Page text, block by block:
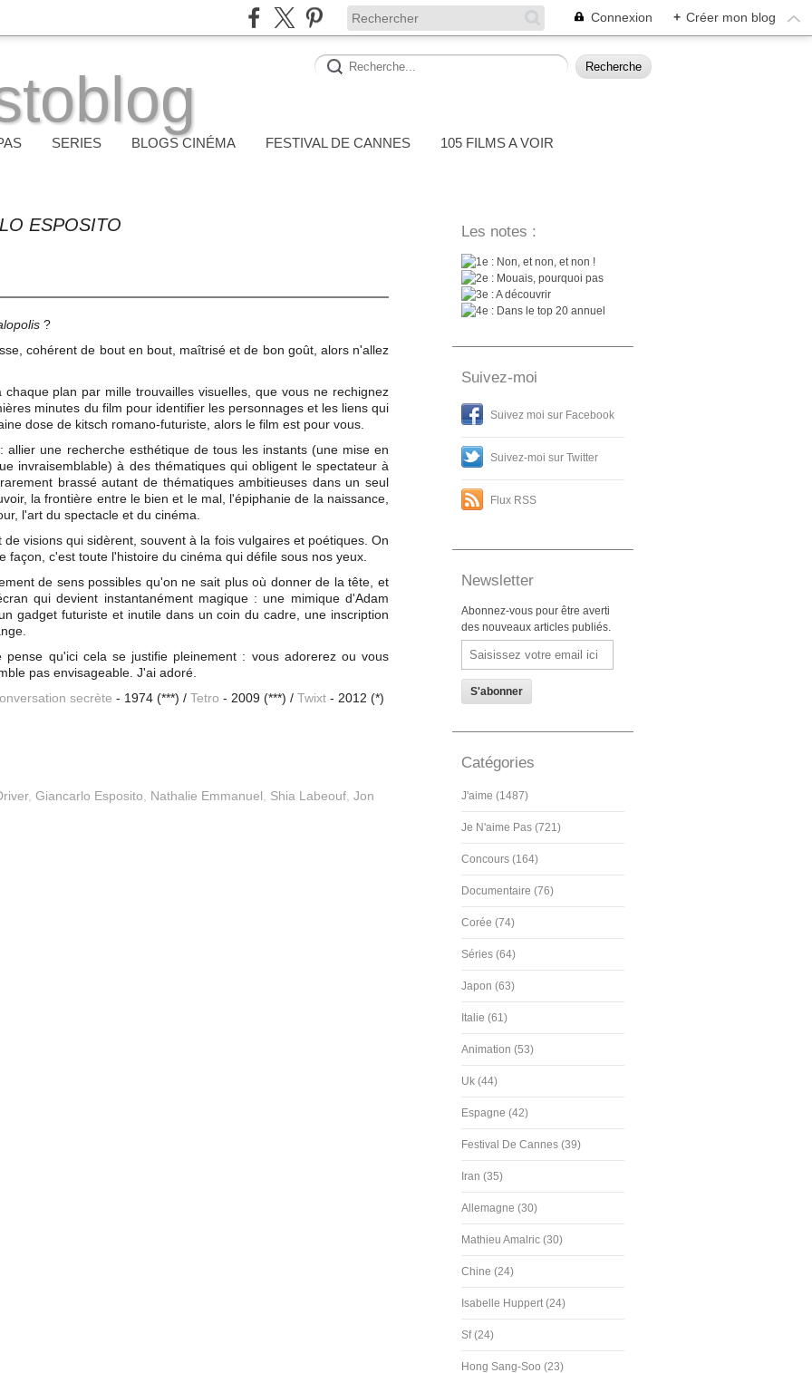
Connexion + Créer mon blog
SERIES BLOGS CINÉMA FESTIVAL DE CANNES
105 FILMS A VOIR
ESPOSITO
?
cohérent de bout en bout, maîtrisé et de bon goût, alors n'allez
plan par mille trouvailles visuelles, que vous ne rechignez
minutes du film pour identifier les personnages et les liens qui
dose de kitsch romano-futuriste, alors le film est pour vous.
allier une recherche esthétique de tous les instants (une mise en
invraisemblable) à des thématiques qui obligent le spectateur à
brassé autant de thématiques ambitieuses dans un seul
la frontière entre le bien et le mal, l'épiphanie de la naissance,
l'art du spectacle et du cinéma.
visions qui sidèrent, souvent à la fois vulgaires et poétiques. On
façon, c'est toute l'histoire du cinéma qui défile sous nos yeux.
de sens possibles qu'on ne sait plus où donner de la tête, et
qui devient instantanément magique : une mimique d'Adam
gadget futuriste et inutile dans un coin du cadre, une inscription
qu'ici cela se justifie pleinement : vous adorerez ou vous
pas envisageable. J'ai adoré.
secrète - 1974 (***) / Tetro - 2009 (***) / Twixt - 2012 (*)
, Giancarlo Esposito Nathalie Emmanuel Shia Labeouf Jon
Les notes :
: Non, et non, et non !
: Mouais, pourquoi pas
: A découvrir
: Dans le top 20 annuel
Suivez-moi
Suivez moi sur Facebook
Suivez-moi sur Twitter
Flux RSS
Newsletter
Abonnez-vous pour être averti
des nouveaux articles publiés.
Email
Catégories
J'aime (1487)
Je N'aime Pas (721)
Concours (164)
Documentaire (76)
Corée (74)
Séries (64)
Japon (63)
Italie (61)
Animation (53)
Uk (44)
Espagne (42)
Festival De Cannes (39)
Iran (35)
Allemagne (30)
Mathieu Amalric (30)
Chine (24)
Isabelle Huppert (24)
Sf (24)
Hong Sang-Soo (23)